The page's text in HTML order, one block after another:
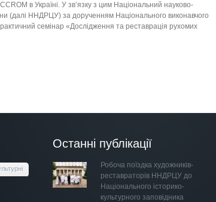
в Україні. У зв’язку з цим Національний науково-
(далі ННДРЦУ) за дорученням Національного виконавчого
семінар «Дослідження та реставрація рухомих
Останні публікації
Робоча поїздка художників-
реставраторів ННДРЦУ до
Національного історико-
культурного заповідника